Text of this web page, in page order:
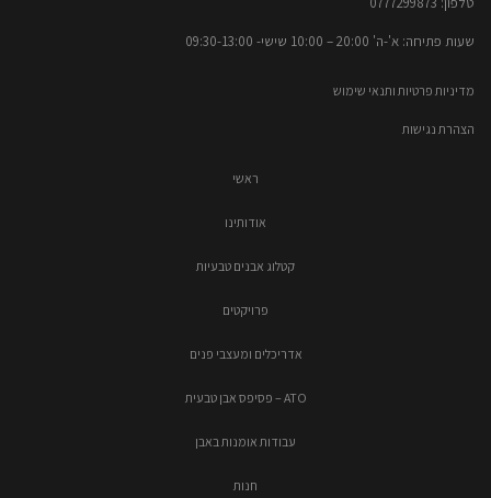
שעות פתיחה: א'-ה' 20:00 – 10:00​​ שישי- 09:30-13:00
מדיניות פרטיות ותנאי שימוש
הצהרת נגישות
ראשי
אודותינו
קטלוג אבנים טבעיות
פרויקטים
אדריכלים ומעצבי פנים
ATO – פסיפס אבן טבעית
עבודות אומנות באבן
חנות